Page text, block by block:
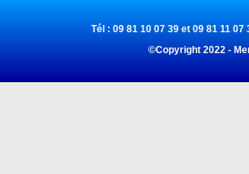
Tél : 09 81 10 07 39 et 09 81 11
©Copyright 2022 -